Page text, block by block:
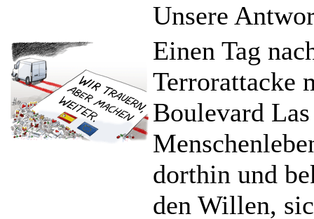
Unsere
Einen Tag
Terrorattacke
Boulevard
dorthin und
den Willen,